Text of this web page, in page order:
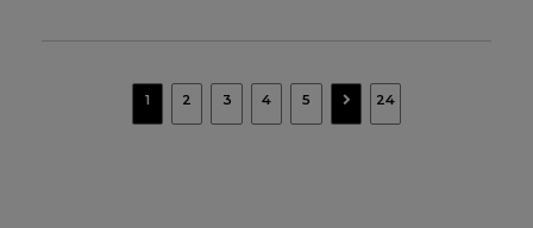
1 2 3 4 5 navigate_next 24